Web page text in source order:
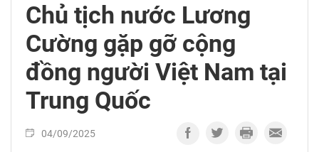
Chủ tịch nước Lương
Cường gặp gỡ cộng
đồng người Việt Nam tại
Trung Quốc
04/09/2025